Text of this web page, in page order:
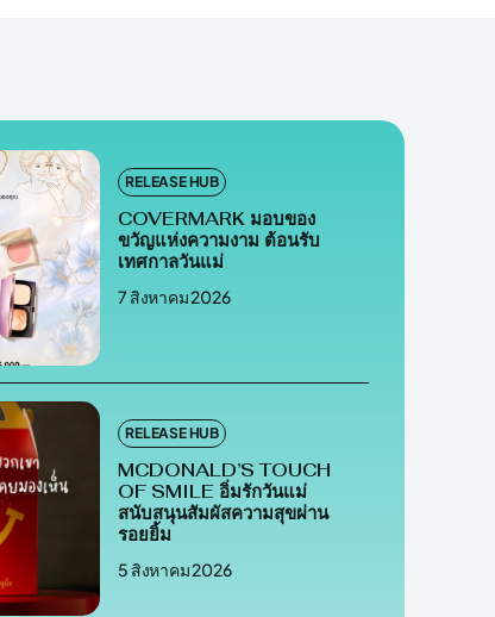
RELEASE HUB
COVERMARK มอบของ
ขวัญแห่งความงาม ต้อนรับ
เทศกาลวันแม่
7 สิงหาคม 2026
RELEASE HUB
MCDONALD’S TOUCH
OF SMILE อิ่มรักวันแม่
สนับสนุนสัมผัสความสุขผ่าน
รอยยิ้ม
5 สิงหาคม 2026